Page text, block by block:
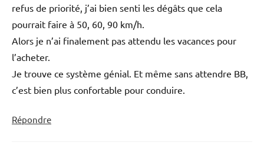
refus de priorité, j’ai bien senti les dégâts que cela
pourrait faire à 50, 60, 90 km/h.
Alors je n’ai finalement pas attendu les vacances pour
l’acheter.
Je trouve ce système génial. Et même sans attendre BB,
c’est bien plus confortable pour conduire.
Répondre